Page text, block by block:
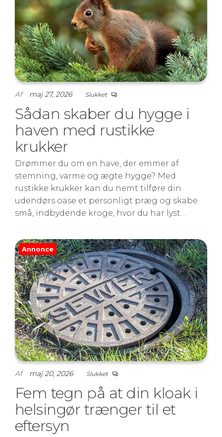
Af maj 27, 2026 Slukket
Sådan skaber du hygge i
haven med rustikke
krukker
Drømmer du om en have, der emmer af
stemning, varme og ægte hygge? Med
rustikke krukker kan du nemt tilføre din
udendørs oase et personligt præg og skabe
små, indbydende kroge, hvor du har lyst…
Annonce
Af maj 20, 2026 Slukket
Fem tegn på at din kloak i
helsingør trænger til et
eftersyn